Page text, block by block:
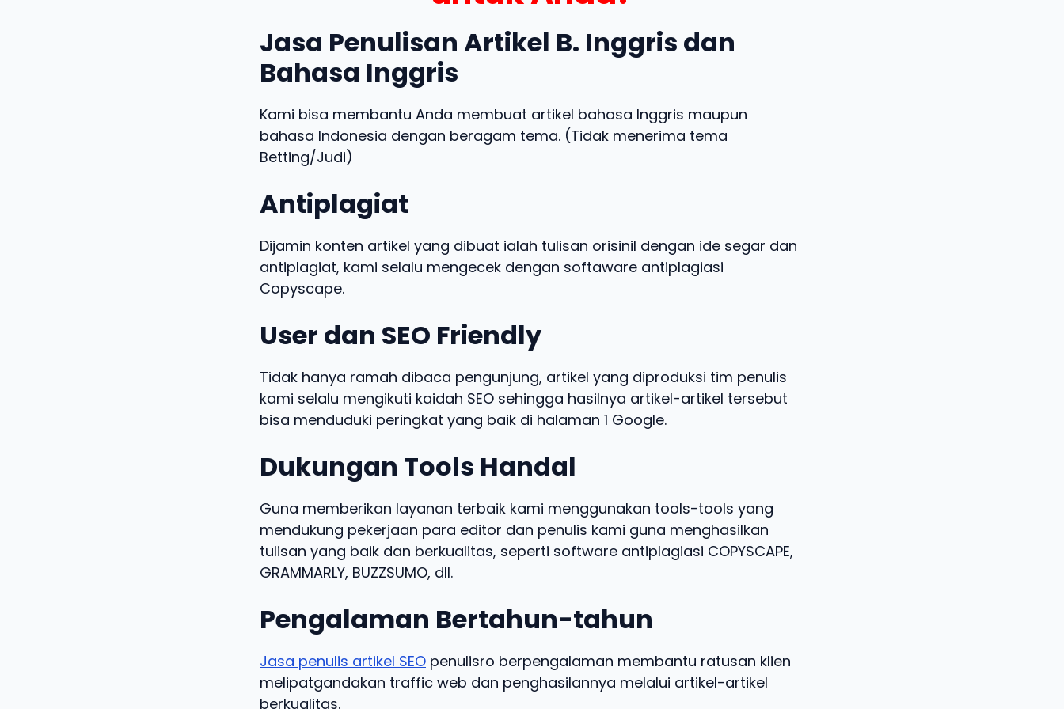
Jasa Penulisan Artikel B. Inggris dan
Bahasa Inggris
Kami bisa membantu Anda membuat artikel bahasa Inggris maupun
bahasa Indonesia dengan beragam tema. (Tidak menerima tema
Betting/Judi)
Antiplagiat
Dijamin konten artikel yang dibuat ialah tulisan orisinil dengan ide segar dan
antiplagiat, kami selalu mengecek dengan softaware antiplagiasi
Copyscape.
User dan SEO Friendly
Tidak hanya ramah dibaca pengunjung, artikel yang diproduksi tim penulis
kami selalu mengikuti kaidah SEO sehingga hasilnya artikel-artikel tersebut
bisa menduduki peringkat yang baik di halaman 1 Google.
Dukungan Tools Handal
Guna memberikan layanan terbaik kami menggunakan tools-tools yang
mendukung pekerjaan para editor dan penulis kami guna menghasilkan
tulisan yang baik dan berkualitas, seperti software antiplagiasi COPYSCAPE,
GRAMMARLY, BUZZSUMO, dll.
Pengalaman Bertahun-tahun
Jasa penulis artikel SEO penulisro berpengalaman membantu ratusan klien
melipatgandakan traffic web dan penghasilannya melalui artikel-artikel
berkualitas.